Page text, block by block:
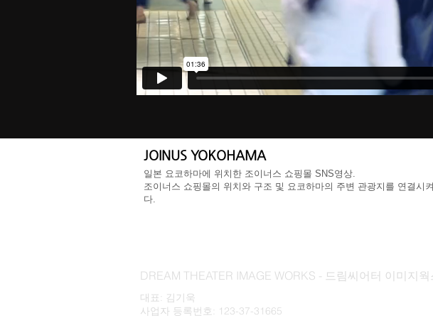
JOINUS YOKOHAMA
일본 요코하마에 위치한 조이너스 쇼핑몰 SNS영상.
조이너스 쇼핑몰의 위치와 구조 및 요코하마의 주변 관광지를 연결시
다.
DREAM THEATER IMAGE WORKS - 드림씨어터 이미지웍
대표: 김기욱
사업자 등록번호: 123-37-31665